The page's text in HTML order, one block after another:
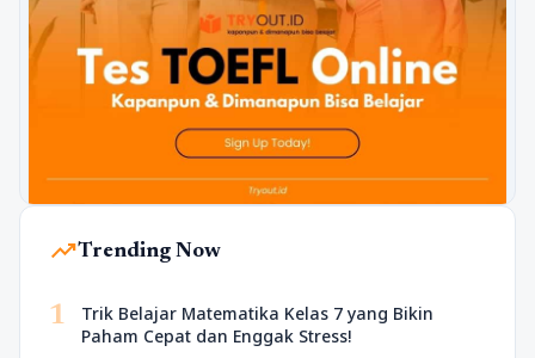
trending_upTrending Now
1
Trik Belajar Matematika Kelas 7 yang Bikin
Paham Cepat dan Enggak Stress!